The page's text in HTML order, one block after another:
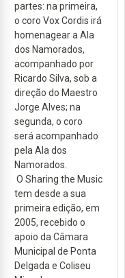
partes: na primeira,
o coro Vox Cordis irá
homenagear a Ala
dos Namorados,
acompanhado por
Ricardo Silva, sob a
direção do Maestro
Jorge Alves; na
segunda, o coro
será acompanhado
pela Ala dos
Namorados.
O Sharing the Music
tem desde a sua
primeira edição, em
2005, recebido o
apoio da Câmara
Municipal de Ponta
Delgada e Coliseu